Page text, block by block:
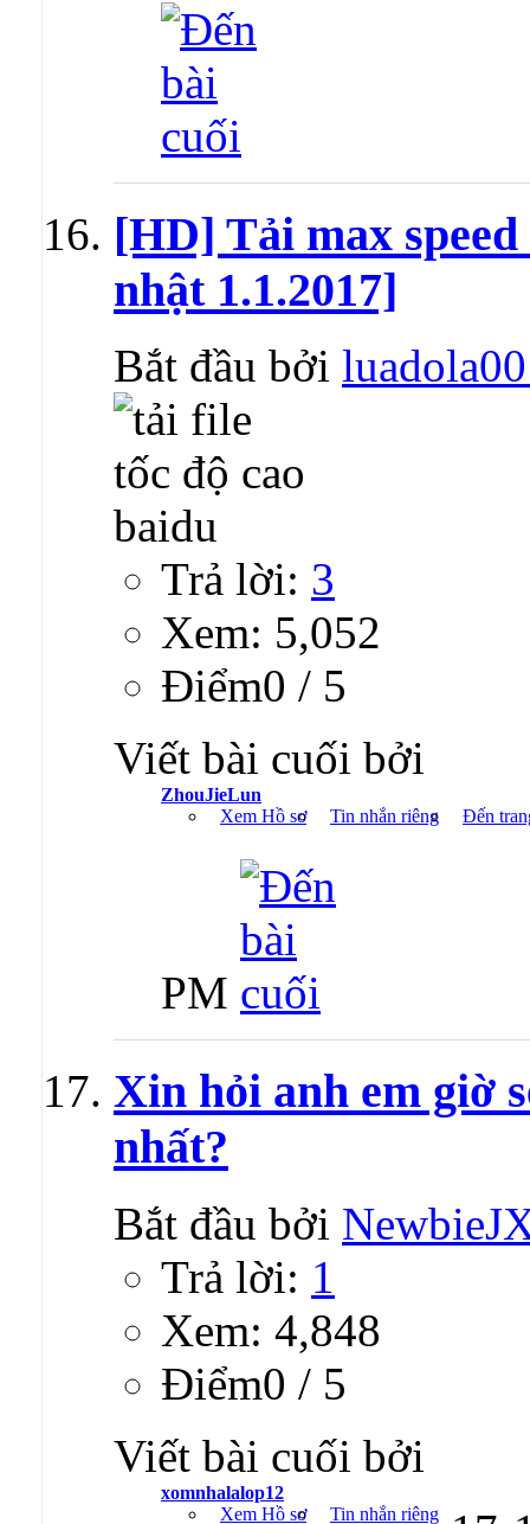
[HD] Tải max
nhật 1.1.2017]
Bắt đầu bởi
Trả lời: 3
Xem: 5,052
Ðiểm0 / 5
Viết bài cuối bởi
ZhouJieLun
Xem Hồ sơ
Tin nhắn riêng Đến
PM
Xin hỏi anh em giờ
nhất?
Bắt đầu bởi
Trả lời: 1
Xem: 4,848
Ðiểm0 / 5
Viết bài cuối bởi
xomnhalalop12
Xem Hồ sơ
Tin nhắn riêng